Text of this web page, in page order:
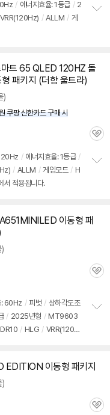
/ 에너지효율: 1등급 / 2
VRR(120Hz) / ALLM / 게
트 65 QLED 120HZ 돌
패키지 (더함 울트라)
)
팡 신한카드 구매 시
관
/ 에너지효율: 1등급 /
/ ALLM / 게임모드 / H
서 적용됩니다.
이동형 패
)
관
: 60Hz / 피벗 / 상하각도조
/ 2025년형 / MT9603
/ HLG / VRR(120H
EDITION 이동형 패키지
)
관